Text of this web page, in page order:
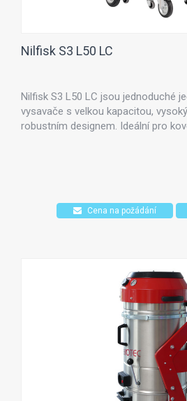
Nilfisk S3 L50 LC
Nilfisk S3 L50 LC jsou jednoduché
vysavače s velkou kapacitou,
robustním designem. Ideální pro
použití pomocí elektronického
Cena na požádání